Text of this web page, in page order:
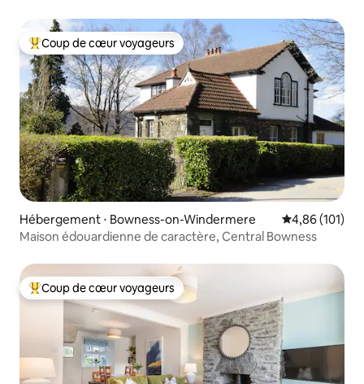
Coups de cœur voyageurs les plus appréciés
Coup de cœur voyageurs
Hébergement ⋅ Bowness-on-Windermere Évaluation
4,86 (101)
Maison édouardienne de caractère, Central Bowness
Coups de cœur voyageurs les plus appréciés
Coup de cœur voyageurs